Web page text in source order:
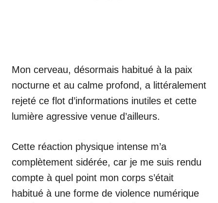
Mon cerveau, désormais habitué à la paix
nocturne et au calme profond, a littéralement
rejeté ce flot d’informations inutiles et cette
lumière agressive venue d’ailleurs.
Cette réaction physique intense m’a
complètement sidérée, car je me suis rendu
compte à quel point mon corps s’était
habitué à une forme de violence numérique